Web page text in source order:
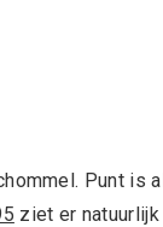
Punt is
ziet er